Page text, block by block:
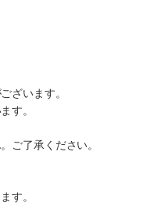
ざいます。
す。
ご了承ください。
す。